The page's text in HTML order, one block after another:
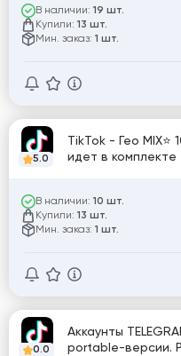
В наличии: 19 шт.
Купили: 13 шт.
Мин. заказ: 1 шт.
5.0
TikTok - Гео MIX⭐️
идет в комплекте
В наличии: 10 шт.
Купили: 13 шт.
Мин. заказ: 1 шт.
0.0
Аккаунты
portable-версии.